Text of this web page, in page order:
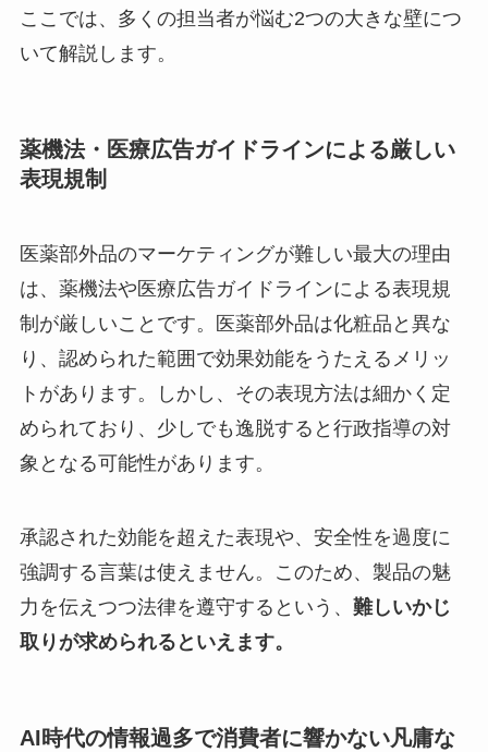
ここでは、多くの担当者が悩む2つの大きな壁につ
いて解説します。
薬機法・医療広告ガイドラインによる厳しい
表現規制
医薬部外品のマーケティングが難しい最大の理由
は、薬機法や医療広告ガイドラインによる表現規
制が厳しいことです。医薬部外品は化粧品と異な
り、認められた範囲で効果効能をうたえるメリッ
トがあります。しかし、その表現方法は細かく定
められており、少しでも逸脱すると行政指導の対
象となる可能性があります。
承認された効能を超えた表現や、安全性を過度に
強調する言葉は使えません。このため、製品の魅
力を伝えつつ法律を遵守するという、 難しいかじ
取りが求められるといえます。
AI時代の情報過多で消費者に響かない凡庸な